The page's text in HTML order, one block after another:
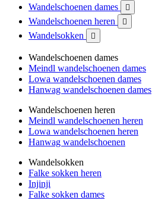
Wandelschoenen dames

Wandelschoenen heren 
Wandelsokken 
Wandelschoenen dames
Meindl wandelschoenen dames
Lowa wandelschoenen dames
Hanwag wandelschoenen dames
Wandelschoenen heren
Meindl wandelschoenen heren
Lowa wandelschoenen heren
Hanwag wandelschoenen
Wandelsokken
Falke sokken heren
Injinji
Falke sokken dames